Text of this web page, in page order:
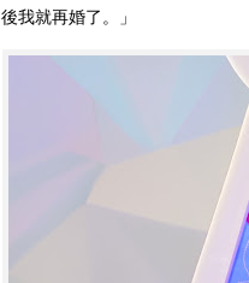
後我就再婚了。」